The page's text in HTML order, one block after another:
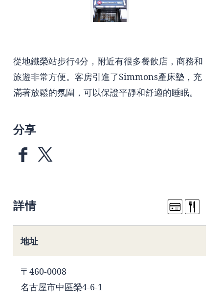
從地鐵榮站步行4分，附近有很多餐飲店，商務和
旅遊非常方便。客房引進了Simmons產床墊，充
滿著放鬆的氛圍，可以保證平靜和舒適的睡眠。
分享
詳情
地址
〒460-0008
名古屋市中區榮4-6-1